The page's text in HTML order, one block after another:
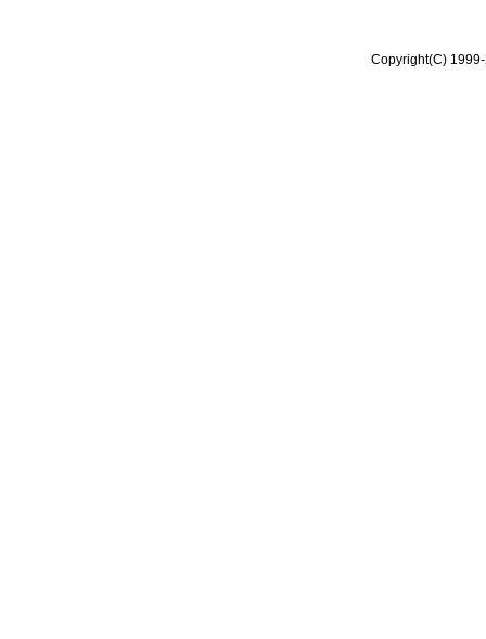
Copyright(C)